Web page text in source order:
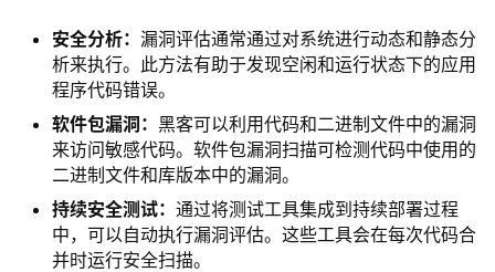
安全分析： 漏洞评估通常通过对系统进行动态和静态分
析来执行。此方法有助于发现空闲和运行状态下的应用
程序代码错误。
软件包漏洞： 黑客可以利用代码和二进制文件中的漏洞
来访问敏感代码。软件包漏洞扫描可检测代码中使用的
二进制文件和库版本中的漏洞。
持续安全测试： 通过将测试工具集成到持续部署过程
中，可以自动执行漏洞评估。这些工具会在每次代码合
并时运行安全扫描。